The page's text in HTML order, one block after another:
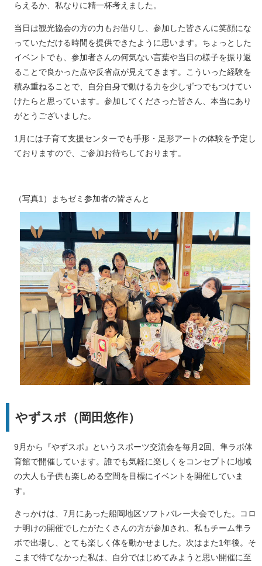
らえるか、私なりに精一杯考えました。
当日は観光協会の方の力もお借りし、参加した皆さんに笑顔にな
っていただける時間を提供できたように思います。ちょっとした
イベントでも、参加者さんの何気ない言葉や当日の様子を振り返
ることで良かった点や反省点が見えてきます。こういった経験を
積み重ねることで、自分自身で動ける力を少しずつでもつけてい
けたらと思っています。参加してくださった皆さん、本当にあり
がとうございました。
1月には子育て支援センターでも手形・足形アートの体験を予定し
ておりますので、ご参加お待ちしております。
（写真1）まちゼミ参加者の皆さんと
やずスポ（岡田悠作）
9月から『やずスポ』というスポーツ交流会を毎月2回、隼ラボ体
育館で開催しています。誰でも気軽に楽しくをコンセプトに地域
の大人も子供も楽しめる空間を目標にイベントを開催していま
す。
きっかけは、7月にあった船岡地区ソフトバレー大会でした。コロ
ナ明けの開催でしたがたくさんの方が参加され、私もチーム隼ラ
ボで出場し、とても楽しく体を動かせました。次はまた1年後。そ
こまで待てなかった私は、自分ではじめてみようと思い開催に至